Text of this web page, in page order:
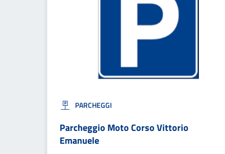
PARCHEGGI
Parcheggio Moto Corso Vittorio
Emanuele